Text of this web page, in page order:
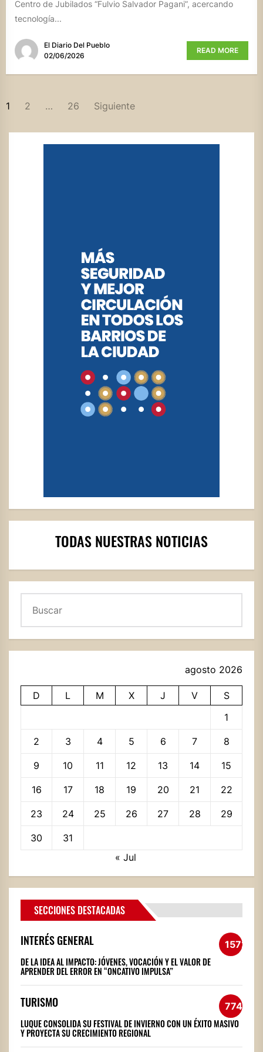
Centro de Jubilados “Fulvio Salvador Pagani”, acercando
tecnología...
El Diario Del Pueblo
02/06/2026
READ MORE
PAGINACIÓN
ENTRADAS
1 2 … 26 Siguiente
TODAS NUESTRAS NOTICIAS
agosto 2026
D L M X J V
S
1
2 3 4 5 6 7 8
9 10 11 12 13 14 15
16 17 18 19 20 21 22
23 24 25 26 27 28 29
30
31
« Jul
SECCIONES DESTACADAS
INTERÉS GENERAL 1572
DE LA IDEA AL IMPACTO: JÓVENES, VOCACIÓN Y EL VALOR DE
APRENDER DEL ERROR EN “ONCATIVO IMPULSA”
TURISMO 774
LUQUE CONSOLIDA SU FESTIVAL DE INVIERNO CON UN ÉXITO MASIVO
Y PROYECTA SU CRECIMIENTO REGIONAL